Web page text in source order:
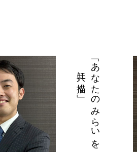
「あなたのみらいを、
共に描く」